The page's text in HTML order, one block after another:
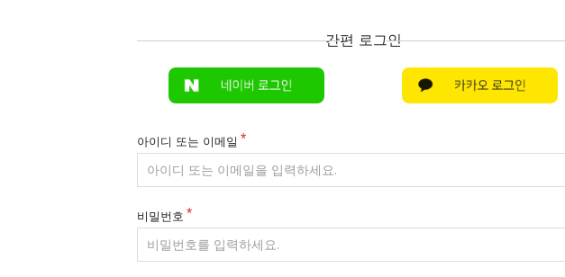
간편 로그인
아이디 또는 이메일
비밀번호